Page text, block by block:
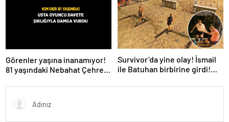
Görenler yaşına inanamıyor!
81 yaşındaki Nebahat Çehre
Survivor’da yine olay! İsmail
ile Batuhan birbirine girdi!